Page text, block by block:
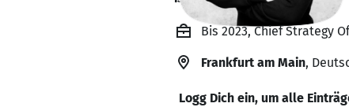
Bis 2023, Chief Strategy
Frankfurt am Main,
Logg Dich ein, um alle